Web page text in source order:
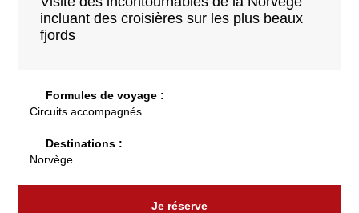
incluant des croisières sur les plus beaux
fjords
Formules de voyage :
Circuits accompagnés
Destinations :
Norvège
Je réserve